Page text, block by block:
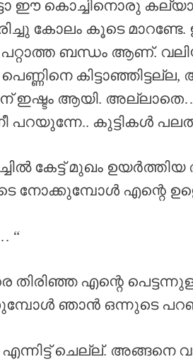
ഈ കൊച്ചിനൊരു
കോലം കൂടെ മാറണ്ടേ.
ബന്ധം ആണ്.
പെണ്ണിനെ
ഇഷ്ടം ആയി.
കുട്ടികൾ
കേട്ട് മുഖം
നോക്കുമ്പോൾ എന്റെ
“
തിരിഞ്ഞ എന്റെ
ഞാൻ ഒന്നുടെ
എന്നിട്ട് ചെല്ല്. അങ്ങനെ